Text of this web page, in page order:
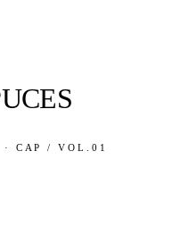
· CAP / VOL.01